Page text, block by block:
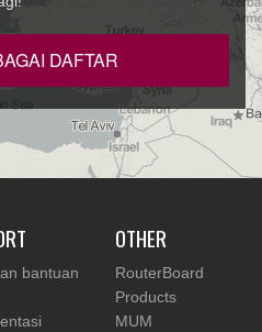
DAFTAR
bantuan
OTHER
RouterBoard
Products
MUM